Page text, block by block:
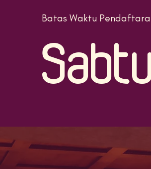
Batas Waktu